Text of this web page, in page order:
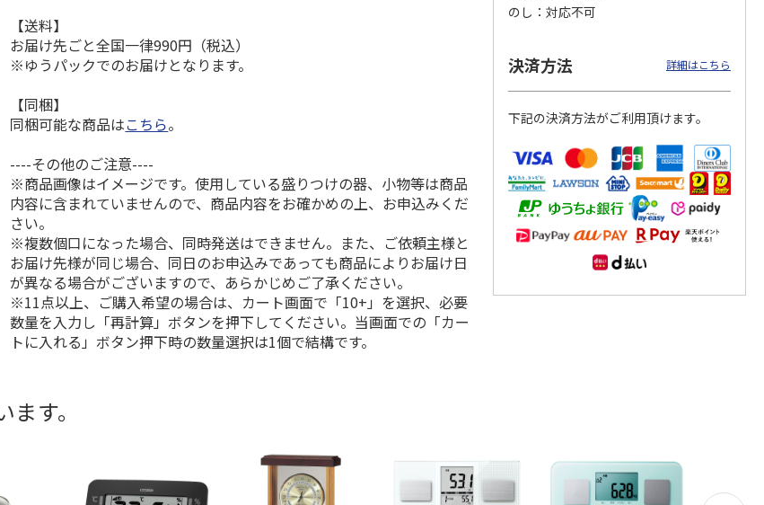
【送料】
お届け先ごと全国一律990円（税込）
※ゆうパックでのお届けとなります。
【同梱】
同梱可能な商品はこちら。
----その他のご注意----
※商品画像はイメージです。使用している盛りつけの器、小物等は商品
内容に含まれていませんので、商品内容をお確かめの上、お申込みくだ
さい。
※複数個口になった場合、同時発送はできません。また、ご依頼主様と
お届け先様が同じ場合、同日のお申込みであっても商品によりお届け日
が異なる場合がございますので、あらかじめご了承ください。
※11点以上、ご購入希望の場合は、カート画面で「10+」を選択、必要
数量を入力し「再計算」ボタンを押下してください。当画面での「カー
トに入れる」ボタン押下時の数量選択は1個で結構です。
のし
対応不可
決済方法 詳細はこちら
下記の決済方法がご利用頂けます。
す。